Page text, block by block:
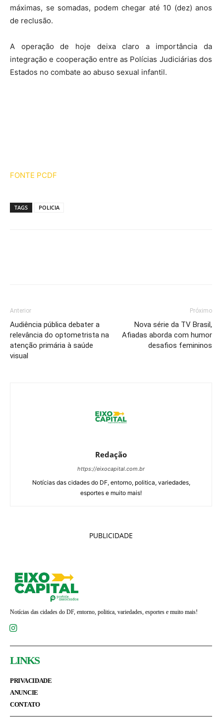
máximas, se somadas, podem chegar até 10 (dez) anos
de reclusão.
A operação de hoje deixa claro a importância da
integração e cooperação entre as Polícias Judiciárias dos
Estados no combate ao abuso sexual infantil.
FONTE PCDF
TAGS POLICIA
Anterior
Audiência pública debater a
relevância do optometrista na
atenção primária à saúde
visual
Próximo
Nova série da TV Brasil,
Afiadas aborda com humor
desafios femininos
Redação
https://eixocapital.com.br
Notícias das cidades do DF, entorno, politica, variedades,
esportes e muito mais!
PUBLICIDADE
Notícias das cidades do DF, entorno, politica, variedades, esportes e muito mais!
LINKS
PRIVACIDADE
ANUNCIE
CONTATO